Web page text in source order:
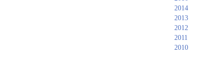
2014
2013
2012
2011
2010